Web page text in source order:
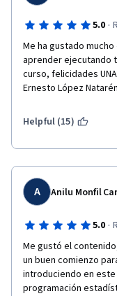
5.0 ·
Me ha gustado
aprender ejecutando
curso, felicidades
Ernesto López Natarén
Helpful (15)
A Anilu Monfil
5.0 ·
Me gustó el
un buen comienzo
introduciendo en
programación